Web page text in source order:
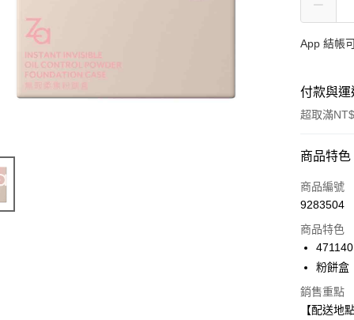
App 結帳
付款與
超取滿
付款方式
信用卡一
合作金
上海商
國泰世
超商取貨
LINE Pay
商品特色
商品編號
9283504
商品特色
粉餅盒
銷售重點
【配送地